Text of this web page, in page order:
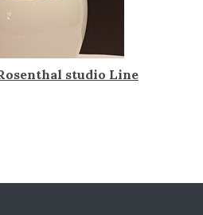
studio Line